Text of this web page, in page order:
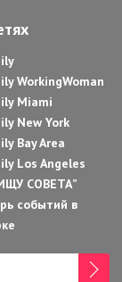
WorkingWoman
Miami
New York
Bay Area
Los Angeles
СОВЕТА”
событий в